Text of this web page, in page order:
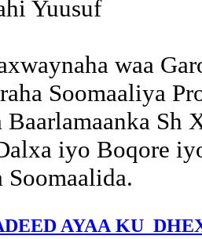
Yuusuf
waa
Soomaaliya
Sh
iyo Boqore
Soomaalida.
AYAA KU